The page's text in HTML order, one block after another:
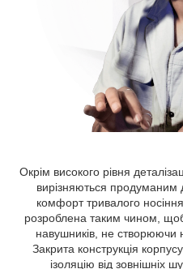
Окрім високого рівня
вирізняються продуманим
комфорт тривалого
розроблена таким чином,
навушників, не створюючи
Закрита конструкція
ізоляцію від зовнішніх